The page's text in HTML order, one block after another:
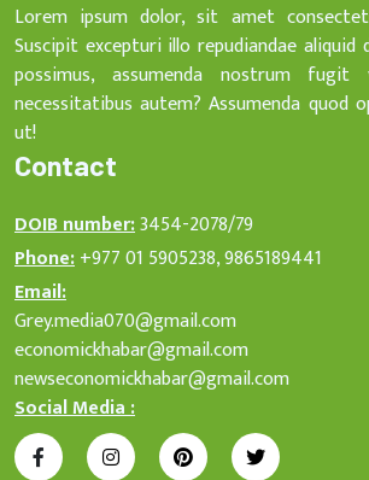
Lorem ipsum dolor, sit amet
Suscipit excepturi illo repudiandae aliquid
possimus, assumenda nostrum fugit
necessitatibus autem? Assumenda quod
ut!
Contact
DOIB number:3454-2078/79
Phone:+977 01 5905238, 9865189441
Email:
Grey.media070@gmail.com
economickhabar@gmail.com
newseconomickhabar@gmail.com
Social Media :